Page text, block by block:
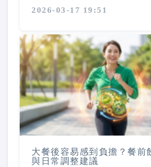
2026-03-17 19:51
大餐後容易感到負擔？餐前
與日常調整建議